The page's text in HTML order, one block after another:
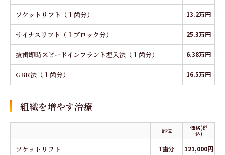
ソケットリフト（１歯分） 13.2万円
サイナスリフト（１ブロック分） 25.3万円
抜歯即時スピードインプラント埋入法（１歯分） 6.38万円
GBR法（１歯分） 16.5万円
組織を増やす治療
部位
価格(税
込)
ソケットリフト 1歯分 121,000円